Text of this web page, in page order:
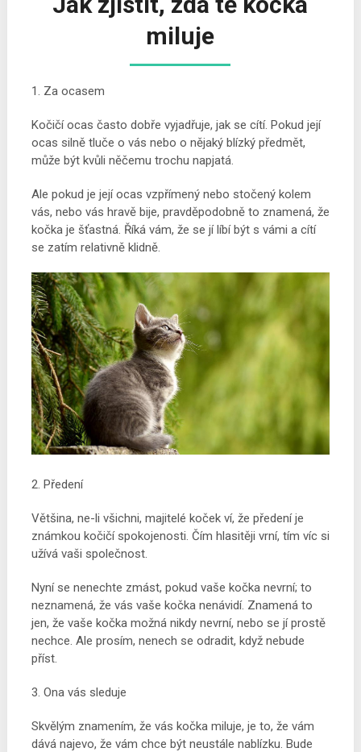
miluje
1. Za ocasem
Kočičí ocas často dobře vyjadřuje, jak se cítí. Pokud její
ocas silně tluče o vás nebo o nějaký blízký předmět,
může být kvůli něčemu trochu napjatá.
Ale pokud je její ocas vzpřímený nebo stočený kolem
vás, nebo vás hravě bije, pravděpodobně to znamená, že
kočka je šťastná. Říká vám, že se jí líbí být s vámi a cítí
se zatím relativně klidně.
2. Předení
Většina, ne-li všichni, majitelé koček ví, že předení je
známkou kočičí spokojenosti. Čím hlasitěji vrní, tím víc si
užívá vaši společnost.
Nyní se nenechte zmást, pokud vaše kočka nevrní; to
neznamená, že vás vaše kočka nenávidí. Znamená to
jen, že vaše kočka možná nikdy nevrní, nebo se jí prostě
nechce. Ale prosím, nenech se odradit, když nebude
příst.
3. Ona vás sleduje
Skvělým znamením, že vás kočka miluje, je to, že vám
dává najevo, že vám chce být neustále nablízku. Bude